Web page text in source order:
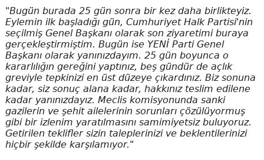
"Bugün burada 25 gün sonra bir kez daha birlikteyiz.
Eylemin ilk başladığı gün, Cumhuriyet Halk Partisi'nin
seçilmiş Genel Başkanı olarak son ziyaretimi buraya
gerçekleştirmiştim. Bugün ise YENİ Parti Genel
Başkanı olarak yanınızdayım. 25 gün boyunca o
kararlılığın gereğini yaptınız, beş gündür de açlık
greviyle tepkinizi en üst düzeye çıkardınız. Biz sonuna
kadar, siz sonuç alana kadar, hakkınız teslim edilene
kadar yanınızdayız. Meclis komisyonunda sanki
gazilerin ve şehit ailelerinin sorunları çözülüyormuş
gibi bir izlenim yaratılmasını samimiyetsiz buluyoruz.
Getirilen teklifler sizin taleplerinizi ve beklentilerinizi
hiçbir şekilde karşılamıyor."